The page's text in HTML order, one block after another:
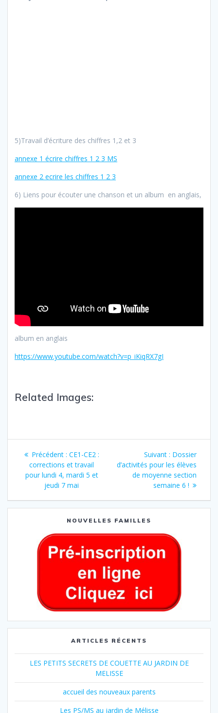
5)Travail d’écriture des chiffres 1,2 et 3
annexe 1 écrire chiffres 1 2 3 MS
annexe 2 ecrire les chiffres 1 2 3
6) Liens pour écouter une chanson et un album en anglais,
album en anglais
https://www.youtube.com/watch?v=p_iKiqRX7gI
Related Images:
Précédent : CE1-CE2 :
corrections et travail
pour lundi 4, mardi 5 et
jeudi 7 mai
Suivant : Dossier
d’activités pour les élèves
de moyenne section
semaine 6 !
NOUVELLES FAMILLES
ARTICLES RÉCENTS
LES PETITS SECRETS DE COUETTE AU JARDIN DE
MELISSE
accueil des nouveaux parents
Les PS/MS au jardin de Mélisse